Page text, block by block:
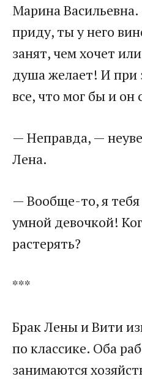
Марина Васильевна.
приду, ты у него
занят, чем хочет
душа желает! И при
все, что мог бы и он
— Неправда, —
Лена.
— Вообще-то, я
умной девочкой!
растерять?
***
Брак Лены и Вити
по классике. Оба
занимаются